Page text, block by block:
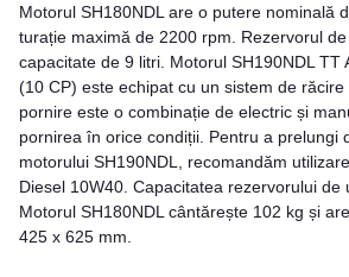
Motorul SH180NDL are o putere nominală
turație maximă de 2200 rpm. Rezervorul
capacitate de 9 litri. Motorul SH190NDL TT
(10 CP) este echipat cu un sistem de
pornire este o combinație de electric și
pornirea în orice condiții. Pentru a prelungi
motorului SH190NDL, recomandăm
Diesel 10W40. Capacitatea rezervorului de
Motorul SH180NDL cântărește 102 kg și
425 x 625 mm.